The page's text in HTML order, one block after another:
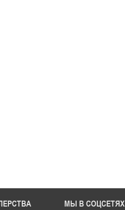
МЫ В СОЦСЕТЯХ